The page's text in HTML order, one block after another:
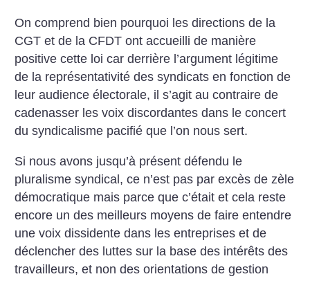
On comprend bien pourquoi les directions de la
CGT et de la CFDT ont accueilli de manière
positive cette loi car derrière l’argument légitime
de la représentativité des syndicats en fonction de
leur audience électorale, il s’agit au contraire de
cadenasser les voix discordantes dans le concert
du syndicalisme pacifié que l’on nous sert.
Si nous avons jusqu’à présent défendu le
pluralisme syndical, ce n’est pas par excès de zèle
démocratique mais parce que c’était et cela reste
encore un des meilleurs moyens de faire entendre
une voix dissidente dans les entreprises et de
déclencher des luttes sur la base des intérêts des
travailleurs, et non des orientations de gestion